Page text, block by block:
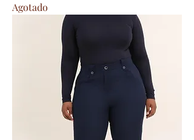
Agotado